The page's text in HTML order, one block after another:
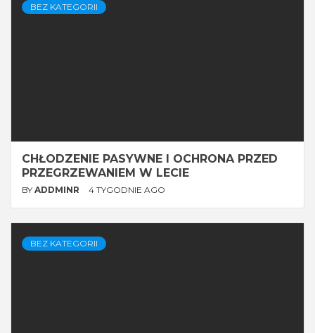
BEZ KATEGORII
CHŁODZENIE PASYWNE I OCHRONA PRZED
PRZEGRZEWANIEM W LECIE
BY ADDMINR 4 TYGODNIE AGO
BEZ KATEGORII